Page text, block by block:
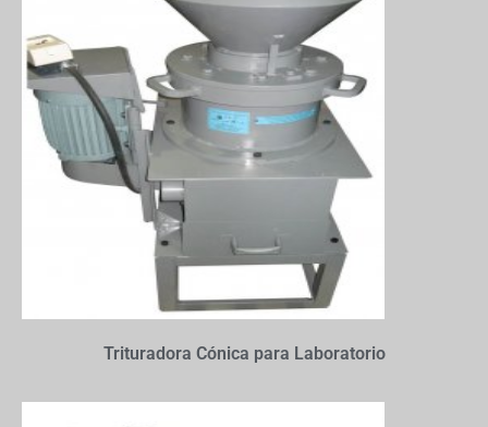
Trituradora Cónica para Laboratorio